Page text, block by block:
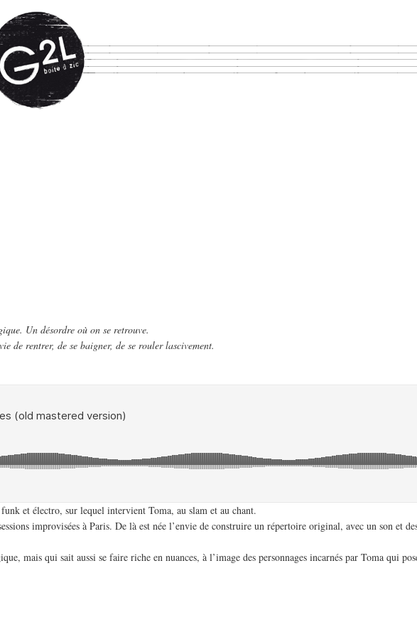
Un désordre où on se retrouve.
de rentrer, de se baigner, de se rouler lascivement.
et électro, sur lequel intervient Toma, au slam et au chant.
improvisées à Paris. De là est née l’envie de construire un répertoire original, avec un son et
mais qui sait aussi se faire riche en nuances, à l’image des personnages incarnés par Toma qui